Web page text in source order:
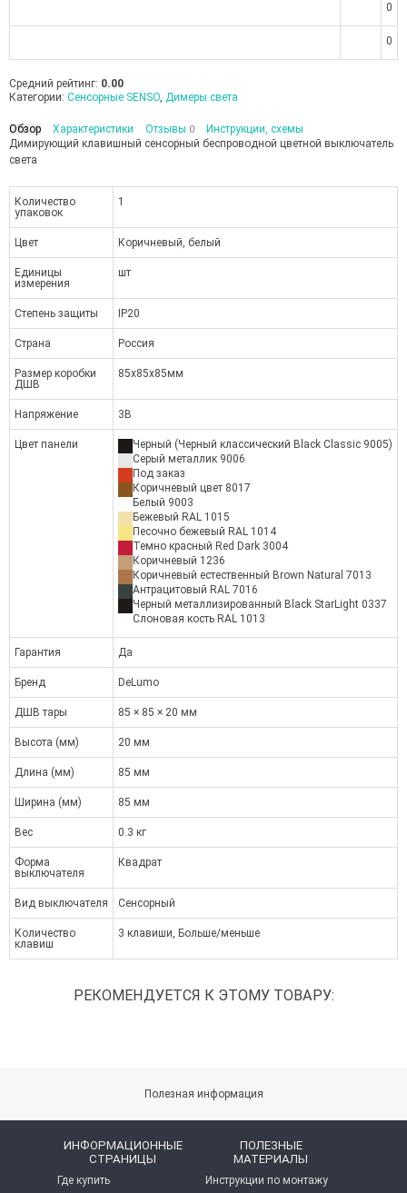
0
0
Средний рейтинг: 0.00
Категории: Сенсорные SENSO, Димеры света
Обзор Характеристики Отзывы 0
Инструкции, схемы
Димирующий клавишный сенсорный беспроводной цветной выключатель
света
Количество
упаковок
1
Цвет Коричневый, белый
Единицы
измерения
шт
Степень защиты IP20
Страна Россия
Размер коробки
ДШВ
85х85х85мм
Напряжение 3В
Цвет панели
Черный (Черный классический Black Classic 9005)
Серый металлик 9006
Под заказ
Коричневый цвет 8017
Белый 9003
Бежевый RAL 1015
Песочно бежевый RAL 1014
Темно красный Red Dark 3004
Коричневый 1236
Коричневый естественный Brown Natural 7013
Антрацитовый RAL 7016
Черный металлизированный Black StarLight 0337
Слоновая кость RAL 1013
Гарантия Да
Бренд DeLumo
ДШВ тары 85 × 85 × 20 мм
Высота (мм) 20 мм
Длина (мм) 85 мм
Ширина (мм) 85 мм
Вес 0.3 кг
Форма
выключателя
Квадрат
Вид выключателя Сенсорный
Количество
клавиш
3 клавиши, Больше/меньше
РЕКОМЕНДУЕТСЯ К ЭТОМУ ТОВАРУ:
Полезная информация
ИНФОРМАЦИОННЫЕ
СТРАНИЦЫ
Где купить
ПОЛЕЗНЫЕ
МАТЕРИАЛЫ
Инструкции по монтажу